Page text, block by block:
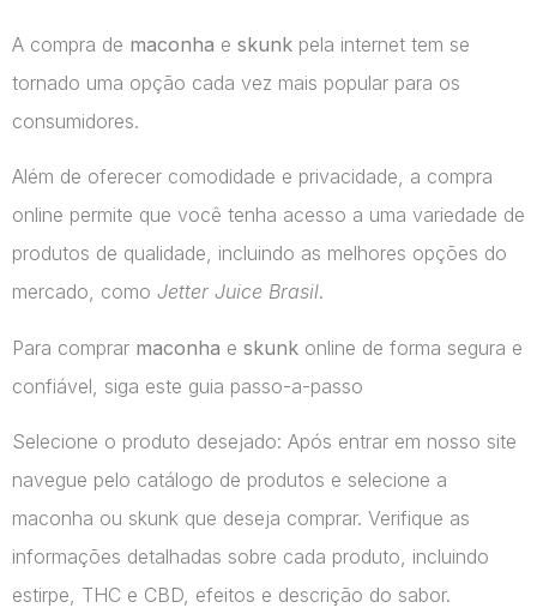
A compra de maconha e skunk pela internet tem se
tornado uma opção cada vez mais popular para os
consumidores.
Além de oferecer comodidade e privacidade, a compra
online permite que você tenha acesso a uma variedade de
produtos de qualidade, incluindo as melhores opções do
mercado, como Jetter Juice Brasil.
Para comprar maconha e skunk online de forma segura e
confiável, siga este guia passo-a-passo
Selecione o produto desejado: Após entrar em nosso site
navegue pelo catálogo de produtos e selecione a
maconha ou skunk que deseja comprar. Verifique as
informações detalhadas sobre cada produto, incluindo
estirpe, THC e CBD, efeitos e descrição do sabor.